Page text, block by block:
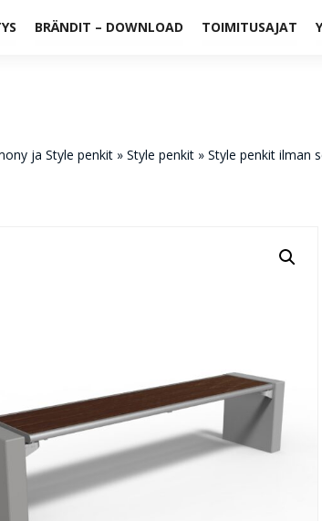
BRÄNDIT – DOWNLOAD TOIMITUSAJAT
ja Style penkit » Style penkit » Style penkit ilman